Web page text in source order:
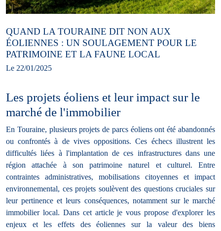
QUAND LA TOURAINE DIT NON AUX
ÉOLIENNES : UN SOULAGEMENT POUR LE
PATRIMOINE ET LA FAUNE LOCAL
Le 22/01/2025
Les projets éoliens et leur impact sur le
marché de l'immobilier
En Touraine, plusieurs projets de parcs éoliens ont été abandonnés
ou confrontés à de vives oppositions. Ces échecs illustrent les
difficultés liées à l'implantation de ces infrastructures dans une
région attachée à son patrimoine naturel et culturel. Entre
contraintes administratives, mobilisations citoyennes et impact
environnemental, ces projets soulèvent des questions cruciales sur
leur pertinence et leurs conséquences, notamment sur le marché
immobilier local. Dans cet article je vous propose d'explorer les
enjeux et les effets des éoliennes sur la valeur des biens